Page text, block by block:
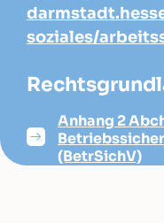
soziales/
Anhang 2
(BetrSichV)